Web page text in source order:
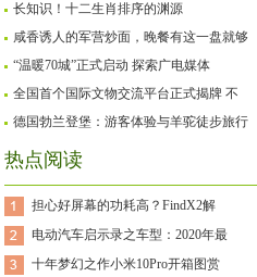
长知识！十二生肖排序的渊源
咸香诱人的军营炒面，晚餐有这一盘就够
“温暖70城”正式启动 探索广电媒体
全国首个国际文物交流平台正式揭牌 不
德国勃兰登堡：游客体验与羊驼徒步旅行
热点阅读
担心好屏幕的功耗高？FindX2解
电动汽车启示录之车型：2020年最
十年梦幻之作小米10Pro开箱图赏